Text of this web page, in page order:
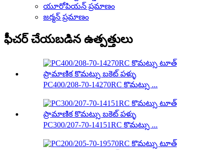
యూరోపియన్ ప్రమాణం
జర్మన్ ప్రమాణం
ఫీచర్ చేయబడిన ఉత్పత్తులు
PC400/208-70-14270RC కొమట్సు ...
PC300/207-70-14151RC కొమట్సు ...